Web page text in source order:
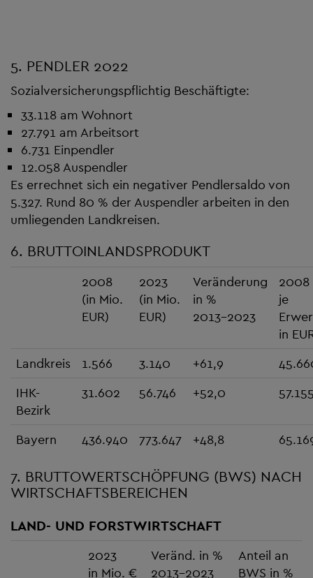
5. PENDLER 2022
Sozialversicherungspflichtig Beschäftigte:
33.118 am Wohnort
27.791 am Arbeitsort
6.731 Einpendler
12.058 Auspendler
Es errechnet sich ein negativer Pendlersaldo von
5.327. Rund 80 % der Auspendler arbeiten in den
umliegenden Landkreisen.
6. BRUTTOINLANDSPRODUKT
2008
(in Mio.
EUR)
2023
(in Mio.
EUR)
Veränderung
in %
2013-2023
2008
je
in
Landkreis
1.566 3.140 +61,9
IHK-
Bezirk
31.602 56.746 +52,0
Bayern 436.940 773.647 +48,8
7. BRUTTOWERTSCHÖPFUNG (BWS) NACH
WIRTSCHAFTSBEREICHEN
LAND- UND FORSTWIRTSCHAFT
2023
in Mio. €
Veränd. in %
2013-2023
Anteil an
BWS in %